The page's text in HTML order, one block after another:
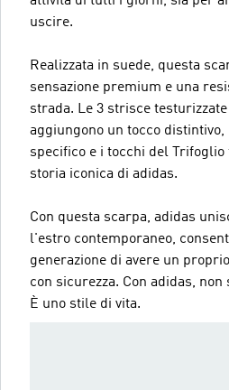
uscire.
Realizzata in suede, questa
sensazione premium e una
strada. Le 3 strisce
aggiungono un tocco distintivo,
specifico e i tocchi del
storia iconica di adidas.
Con questa scarpa, adidas
l'estro contemporaneo,
generazione di avere un
con sicurezza. Con adidas,
È uno stile di vita.